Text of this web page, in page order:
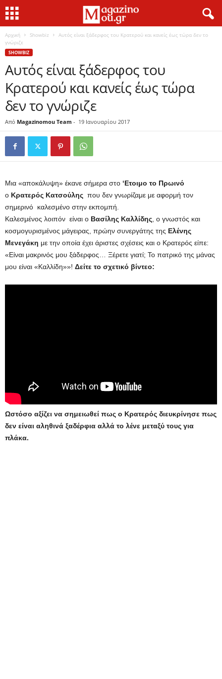
Αρχική Showbiz
Αυτός είναι ξάδερφος του Κρατερού και κανείς έως τώρα δεν το
γνώριζε
SHOWBIZ
Αυτός είναι ξάδερφος του
Κρατερού και κανείς έως τώρα
δεν το γνώριζε
Από Magazinomou Team - 19 Ιανουαρίου 2017
Μια «αποκάλυψη» έκανε σήμερα στο ‘Ετοιμο το Πρωινό
ο Κρατερός Κατσούλης που δεν γνωρίζαμε με αφορμή τον
σημερινό καλεσμένο στην εκπομπή.
Καλεσμένος λοιπόν είναι ο Βασίλης Καλλίδης , ο γνωστός και
κοσμογυρισμένος μάγειρας, πρώην συνεργάτης της Ελένης
Μενεγάκη με την οποία έχει άριστες σχέσεις και ο Κρατερός είπε:
«Είναι μακρινός μου ξάδερφος… Ξέρετε γιατί; Το πατρικό της μάνας
μου είναι «Καλλίδη»»! Δείτε το σχετικό βίντεο:
Ωστόσο αξίζει να σημειωθεί πως ο Κρατερός διευκρίνησε πως
δεν είναι αληθινά ξαδέρφια αλλά το λένε μεταξύ τους για
πλάκα.